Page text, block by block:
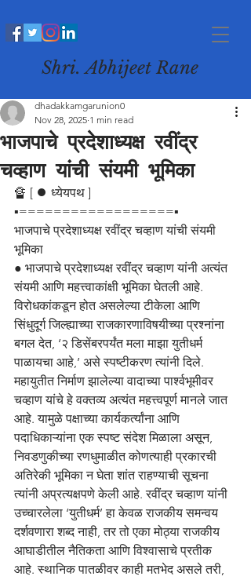
Shri. Abhijeet Rane
भाजपाचे प्रदेशाध्यक्ष रवींद्र
चव्हाण यांची संयमी भूमिका
dhadakkamgarunion0
Nov 28, 2025 1 min read
🔏 [ ⏺️ ध्येयपथ ]
▪️==================▪️
भाजपाचे प्रदेशाध्यक्ष रवींद्र चव्हाण यांची संयमी
भूमिका
● भाजपाचे प्रदेशाध्यक्ष रवींद्र चव्हाण यांनी अत्यंत
संयमी आणि महत्त्वाकांक्षी भूमिका घेतली आहे.
विरोधकांकडून होत असलेल्या टीकेला आणि
सिंधुदूर्ग जिल्ह्याच्या राजकारणाविषयीच्या प्रश्नांना
बगल देत, ‘२ डिसेंबरपर्यंत मला माझा युतीधर्म
पाळायचा आहे,’ असे स्पष्टीकरण त्यांनी दिले.
महायुतीत निर्माण झालेल्या वादाच्या पार्श्वभूमीवर
चव्हाण यांचे हे वक्तव्य अत्यंत महत्त्वपूर्ण मानले जात
आहे. यामुळे पक्षाच्या कार्यकर्त्यांना आणि
पदाधिकाऱ्यांना एक स्पष्ट संदेश मिळाला असून,
निवडणुकीच्या रणधुमाळीत कोणत्याही प्रकारची
अतिरेकी भूमिका न घेता शांत राहण्याची सूचना
त्यांनी अप्रत्यक्षपणे केली आहे. रवींद्र चव्हाण यांनी
उच्चारलेला ‘युतीधर्म’ हा केवळ राजकीय समन्वय
दर्शवणारा शब्द नाही, तर तो एका मोठ्या राजकीय
आघाडीतील नैतिकता आणि विश्वासाचे प्रतीक
आहे. स्थानिक पातळीवर काही मतभेद असले तरी,